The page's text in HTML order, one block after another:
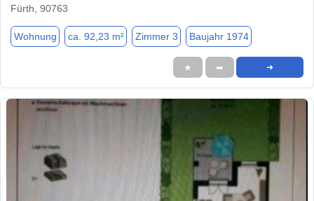
Fürth, 90763
Wohnung ca. 92,23 m² Zimmer 3 Baujahr 1974
★ ➦ ➜